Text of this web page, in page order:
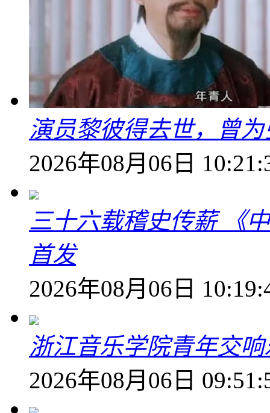
演员黎彼得去世，曾
2026年08月06日
三十六载稽史传薪 《
首发
2026年08月06日
浙江音乐学院青年交
2026年08月06日